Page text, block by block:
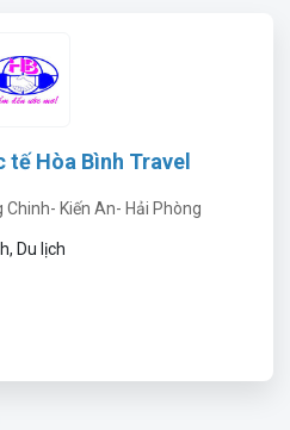
tế Hòa Bình Travel
Kiến An- Hải Phòng
Du lịch